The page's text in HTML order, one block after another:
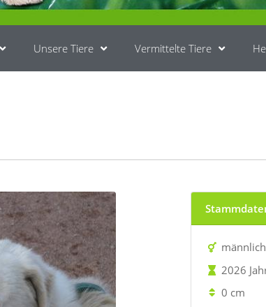
Unsere Tiere Vermittelte Tiere
männlich
2026
0 cm